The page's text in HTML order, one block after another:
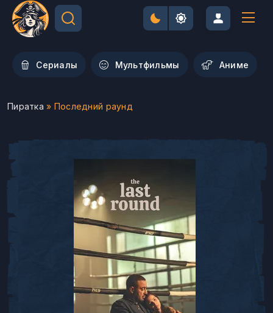
Сериалы Мультфильмы Aниме
Пиратка » Последний раунд